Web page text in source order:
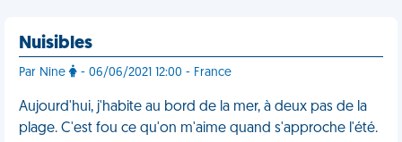
Nuisibles
Par Nine - 06/06/2021 12:00 - France
Aujourd'hui, j'habite au bord de la mer, à deux pas de la
plage. C'est fou ce qu'on m'aime quand s'approche l'été.